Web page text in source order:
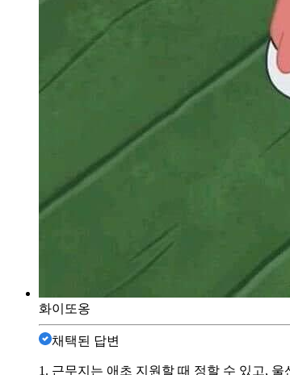
화이또옹
채택된 답변
1. 근무지는 애초 지원할 때 정할 수 있고,